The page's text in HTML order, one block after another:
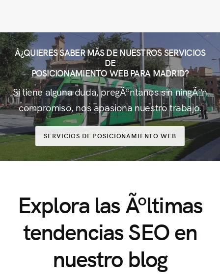
Â¿QUIERES SABER MÃS DE NUESTROS SERVICIOS
DE
POSICIONAMIENTO WEB PARA MADRID?
Si tiene alguna duda, pregÃºntanos sin ningÃºn
compromiso, nos apasiona nuestro trabajo.
SERVICIOS DE POSICIONAMIENTO WEB
Explora las Ãºltimas
tendencias SEO en
nuestro blog